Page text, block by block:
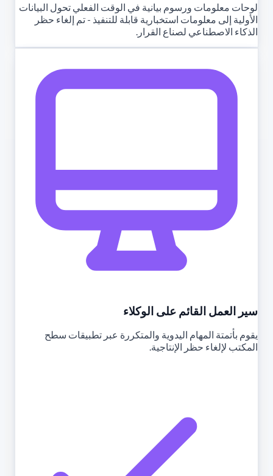
لوحات معلومات ورسوم بيانية في الوقت الفعلي تحول البيانات
الأولية إلى معلومات استخبارية قابلة للتنفيذ - تم إلغاء حظر
الذكاء الاصطناعي لصناع القرار.
سير العمل القائم على الوكلاء
يقوم بأتمتة المهام اليدوية والمتكررة عبر تطبيقات سطح
المكتب لإلغاء حظر الإنتاجية.